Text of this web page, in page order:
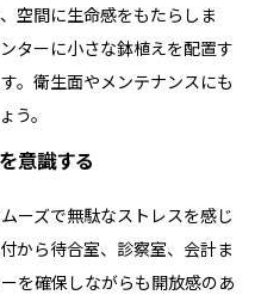
空間に生命感をもたらしま
ターに小さな鉢植えを配置す
。衛生面やメンテナンスにも
う。
意識する
ーズで無駄なストレスを感じ
から待合室、診察室、会計ま
を確保しながらも開放感のあ